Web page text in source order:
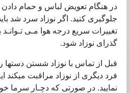
در هنگام تعویض‌ لباس و حمام
جلوگیری‌ کنید. اگر نوزاد سرد شد
تغییرات سریع‌ درجه‌ هوا مـی‌
گذرای‌ نوزاد شود.
قبل‌ از تماس با نوزاد شستن‌
فرد دیگری‌ از نوزاد مراقبت‌ میکند
نمایید. در صورتی‌ که‌ دچـار سرما